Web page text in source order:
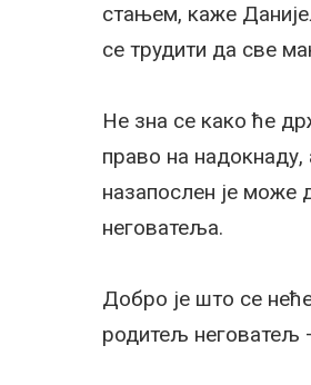
стањем, каже
се трудити да све
Не зна се како ће
право на надокнаду,
назапослен је може
неговатеља.
Добро је што се
родитељ неговатељ